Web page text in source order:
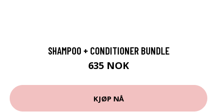
SHAMPOO + CONDITIONER BUNDLE
635 NOK
KJØP NÅ